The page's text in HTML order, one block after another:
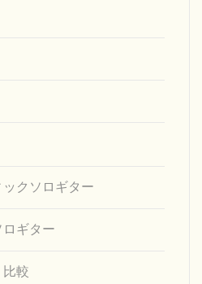
クソロギター
ギター
較